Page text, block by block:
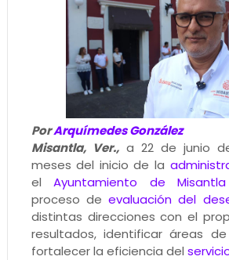
PorArquímedes González
Misantla, Ver.,a 22 de junio
meses del inicio de la
elAyuntamiento de Misantla
proceso deevaluación del
distintas direcciones con el
resultados, identificar áreas
fortalecer la eficiencia del